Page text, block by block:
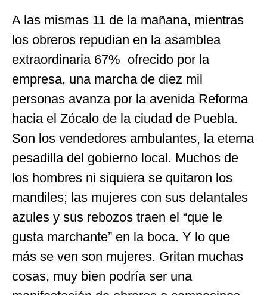
A las mismas 11 de la mañana, mientras
los obreros repudian en la asamblea
extraordinaria 67% ofrecido por la
empresa, una marcha de diez mil
personas avanza por la avenida Reforma
hacia el Zócalo de la ciudad de Puebla.
Son los vendedores ambulantes, la eterna
pesadilla del gobierno local. Muchos de
los hombres ni siquiera se quitaron los
mandiles; las mujeres con sus delantales
azules y sus rebozos traen el “que le
gusta marchante” en la boca. Y lo que
más se ven son mujeres. Gritan muchas
cosas, muy bien podría ser una